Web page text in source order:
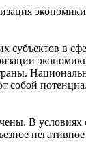
экономики,
субъектов в
собой
В условиях